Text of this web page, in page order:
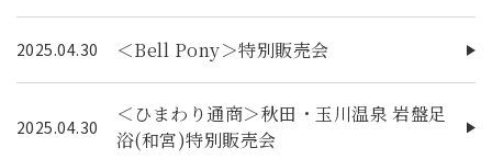
2025.04.30 ＜Bell Pony＞特別販売会
2025.04.30
＜ひまわり通商＞秋田・玉川温泉 岩盤足
浴(和宮)特別販売会